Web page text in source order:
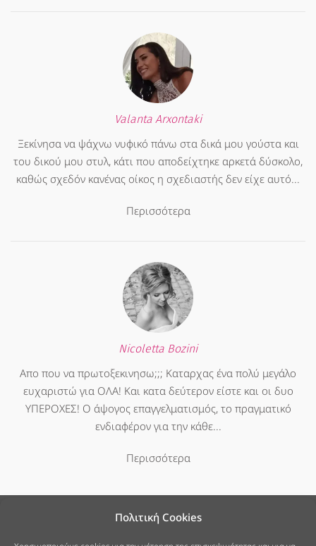
Πολιτική Cookies
Valanta Arxontaki
Ξεκίνησα να ψάχνω νυφικό πάνω στα δικά μου γούστα και
του δικού μου στυλ, κάτι που αποδείχτηκε αρκετά δύσκολο,
καθώς σχεδόν κανένας οίκος η σχεδιαστής δεν είχε αυτό...
Περισσότερα
Nicoletta Bozini
Απο που να πρωτοξεκινησω;;; Καταρχας ένα πολύ μεγάλο
ευχαριστώ για ΟΛΑ! Και κατα δεύτερον είστε και οι δυο
ΥΠΕΡΟΧΕΣ! Ο άψογος επαγγελματισμός, το πραγματικό
ενδιαφέρον για την κάθε...
Περισσότερα